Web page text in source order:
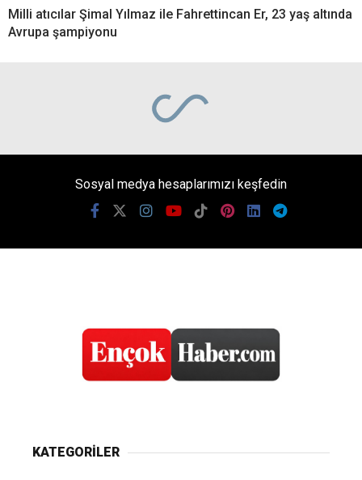
Milli atıcılar Şimal Yılmaz ile Fahrettincan Er, 23 yaş altında
Avrupa şampiyonu
Sosyal medya hesaplarımızı keşfedin
KATEGORİLER